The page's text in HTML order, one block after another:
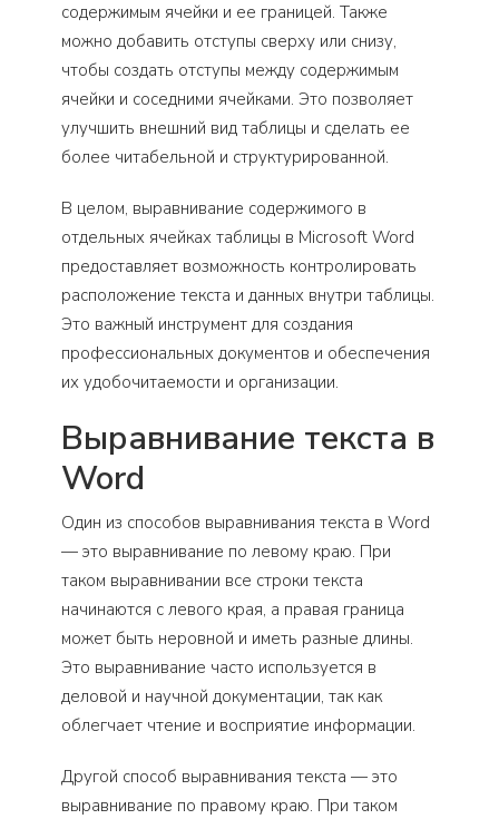
содержимым ячейки и ее границей. Также
можно добавить отступы сверху или снизу,
чтобы создать отступы между содержимым
ячейки и соседними ячейками. Это позволяет
улучшить внешний вид таблицы и сделать ее
более читабельной и структурированной.
В целом, выравнивание содержимого в
отдельных ячейках таблицы в Microsoft Word
предоставляет возможность контролировать
расположение текста и данных внутри таблицы.
Это важный инструмент для создания
профессиональных документов и обеспечения
их удобочитаемости и организации.
Выравнивание текста в
Word
Один из способов выравнивания текста в Word
— это выравнивание по левому краю. При
таком выравнивании все строки текста
начинаются с левого края, а правая граница
может быть неровной и иметь разные длины.
Это выравнивание часто используется в
деловой и научной документации, так как
облегчает чтение и восприятие информации.
Другой способ выравнивания текста — это
выравнивание по правому краю. При таком